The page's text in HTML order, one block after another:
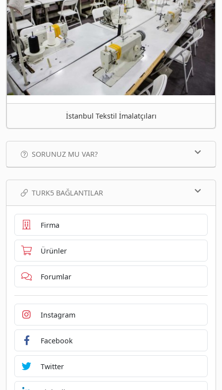
İstanbul Tekstil İmalatçıları
SORUNUZ MU VAR?
TURK5 BAĞLANTILAR
Firma
Ürünler
Forumlar
Instagram
Facebook
Twitter